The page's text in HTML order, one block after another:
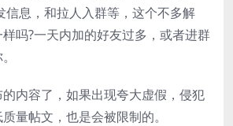
信息，和拉人入群等，这个不多解
吗?一天内加的好友过多，或者进群
内容了，如果出现夸大虚假，侵犯
量帖文，也是会被限制的。